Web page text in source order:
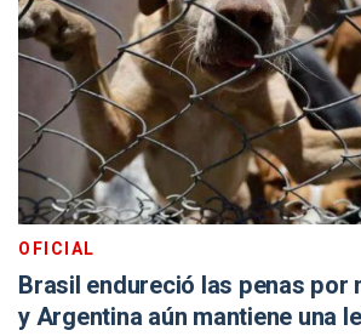
OFICIAL
Brasil endureció las penas por
y Argentina aún mantiene una